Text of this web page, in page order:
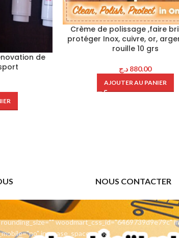
de
Crème de polissage ,faire
protéger Inox, cuivre, or,
rouille 10 grs
880.00 د.ج
AJOUTER AU PANIER
NOUS CONTACTER
woodmart_css_id="6469739d9e79c"
increase_spaces="no"